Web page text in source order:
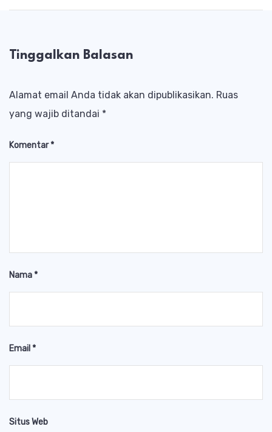
Tinggalkan Balasan
Alamat email Anda tidak akan dipublikasikan. Ruas
yang wajib ditandai *
Komentar*
Nama*
Email *
Situs Web